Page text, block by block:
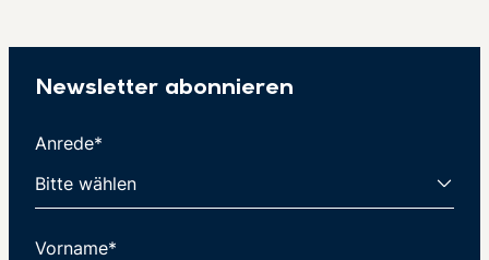
Newsletter abonnieren
Anrede*
Vorname*